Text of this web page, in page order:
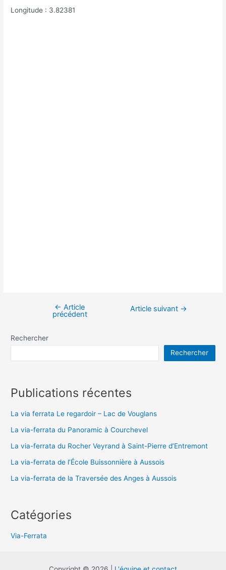
Longitude : 3.82381
Navigation
l’article
← Article
précédent
Article suivant →
Rechercher
Rechercher
Publications récentes
La via ferrata Le regardoir – Lac de Vouglans
La via-ferrata du Panoramic à Courchevel
La via-ferrata du Rocher Veyrand à Saint-Pierre d’Entremont
La via-ferrata de l’École Buissonnière à Aussois
La via-ferrata de la Traversée des Anges à Aussois
Catégories
Via-Ferrata